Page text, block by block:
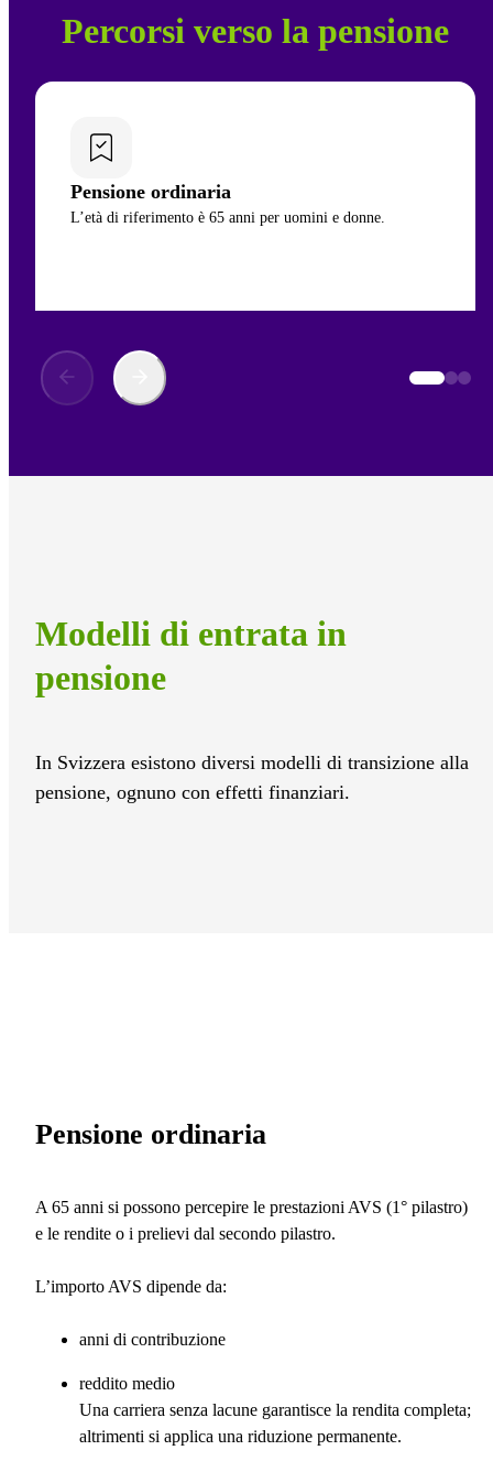
Percorsi verso la pensione
Pensione ordinaria
L’età di riferimento è 65 anni per uomini e donne.
Modelli di entrata in
pensione
In Svizzera esistono diversi modelli di transizione alla
pensione, ognuno con effetti finanziari.
Pensione ordinaria
A 65 anni si possono percepire le prestazioni AVS (1° pilastro)
e le rendite o i prelievi dal secondo pilastro.
L’importo AVS dipende da:
anni di contribuzione
reddito medio
Una carriera senza lacune garantisce la rendita completa;
altrimenti si applica una riduzione permanente.